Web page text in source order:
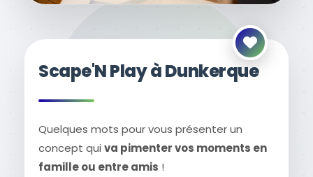
Scape'N Play à Dunkerque
Quelques mots pour vous présenter un
concept qui va pimenter vos moments en
famille ou entre amis !